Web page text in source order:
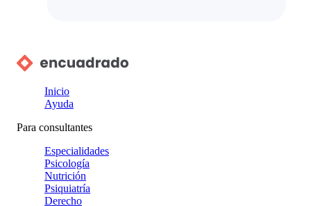
Inicio
Ayuda
Para consultantes
Especialidades
Psicología
Nutrición
Psiquiatría
Derecho